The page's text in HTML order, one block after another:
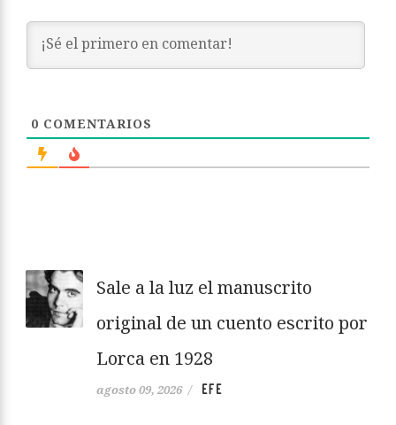
0 COMENTARIOS
Sale a la luz el manuscrito
original de un cuento escrito por
Lorca en 1928
agosto 09, 2026 / EFE